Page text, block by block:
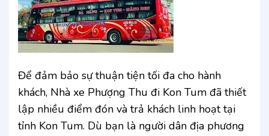
Để đảm bảo sự thuận tiện tối đa cho hành
khách, Nhà xe Phượng Thu đi Kon Tum đã thiết
lập nhiều điểm đón và trả khách linh hoạt tại
tỉnh Kon Tum. Dù bạn là người dân địa phương